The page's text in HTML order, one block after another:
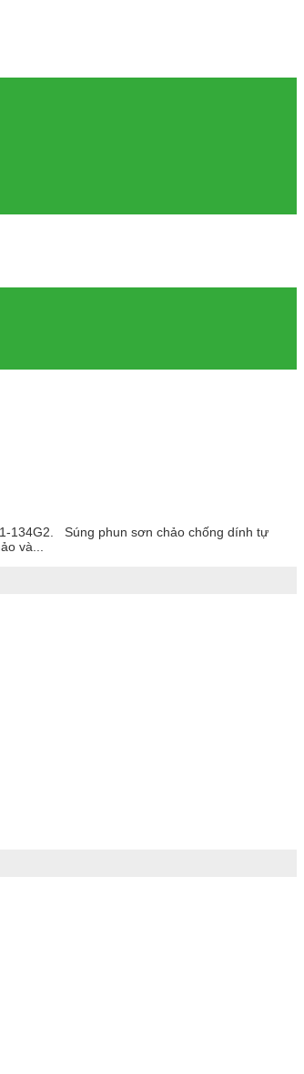
134G2. Súng phun sơn chảo chống dính tự
và...